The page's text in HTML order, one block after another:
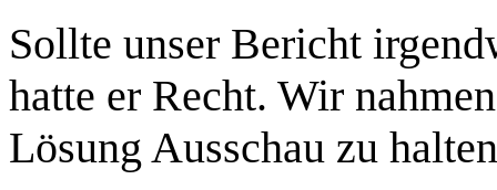
Sollte unser Bericht
hatte er Recht. Wir
Lösung Ausschau zu